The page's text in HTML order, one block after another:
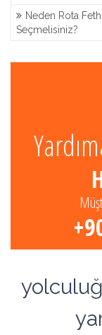
Neden Rota
Seçmelisiniz?